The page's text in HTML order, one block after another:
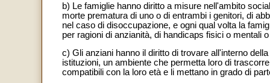
b) Le famiglie hanno diritto a misure nell'ambito
morte prematura di uno o di entrambi i genitori, di
nel caso di disoccupazione, e ogni qual volta la
per ragioni di anzianità, di handicaps fisici o mentali
c) Gli anziani hanno il diritto di trovare all'interno
istituzioni, un ambiente che permetta loro di
compatibili con la loro età e li mettano in grado di